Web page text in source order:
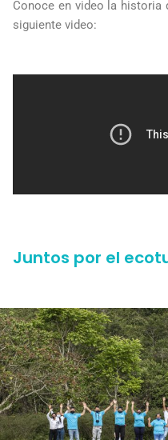
Conoce en video la historia
siguiente video:
Juntos por el